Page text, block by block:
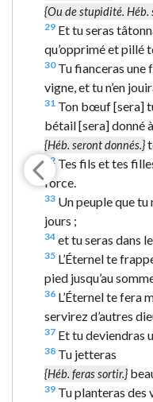
{Ou de stupidité. Héb.
29 Et tu seras
qu’opprimé et pillé
30Tu fianceras une
vigne, et tu n’en
31 Ton bœuf [sera]
bétail [sera] donné à
{Héb. seront donnés.}
32 Tes fils et tes
force.
33 Un peuple que
jours ;
34 et tu seras dans
35 L’Éternel te
pied jusqu’au
36 L’Éternel te fera
servirez d’autres
37 Et tu deviendras
38 Tu jetteras
{Héb. feras sortir.}
39 Tu planteras des